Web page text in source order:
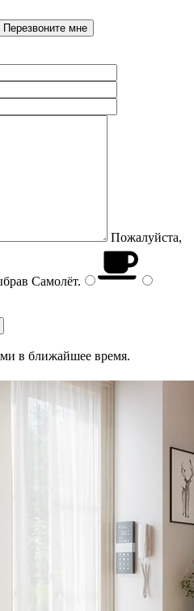
Пожалуйста,
Самолёт.
в ближайшее время.